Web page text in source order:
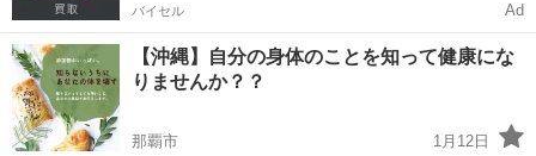
バイセル Ad
【沖縄】自分の身体のことを知って健康にな
りませんか？？
那覇市
1月12日